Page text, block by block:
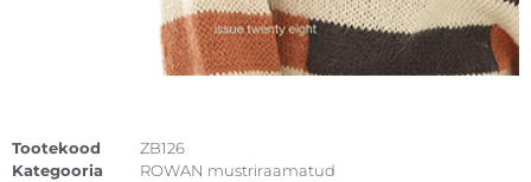
Tootekood
ZB126
Kategooria
ROWAN mustriraamatud